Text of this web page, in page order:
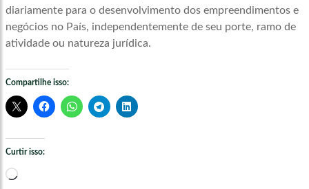
diariamente para o desenvolvimento dos empreendimentos e
negócios no País, independentemente de seu porte, ramo de
atividade ou natureza jurídica.
Compartilhe isso:
Curtir isso:
Carregando...